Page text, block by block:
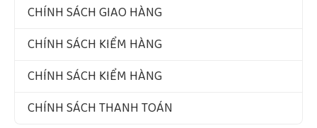
CHÍNH SÁCH GIAO HÀNG
CHÍNH SÁCH KIỂM HÀNG
CHÍNH SÁCH KIỂM HÀNG
CHÍNH SÁCH THANH TOÁN